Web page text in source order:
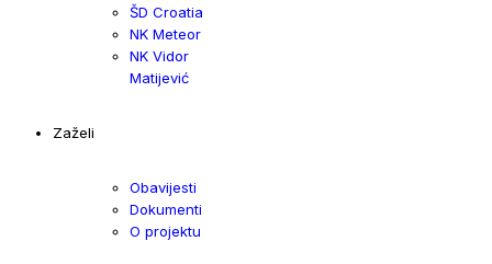
ŠD Croatia
NK Meteor
NK Vidor
Matijević
Zaželi
Obavijesti
Dokumenti
O projektu